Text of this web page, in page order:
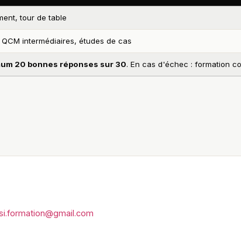
tour de table
intermédiaires, études de cas
20 bonnes réponses sur 30. En cas d'échec : formation